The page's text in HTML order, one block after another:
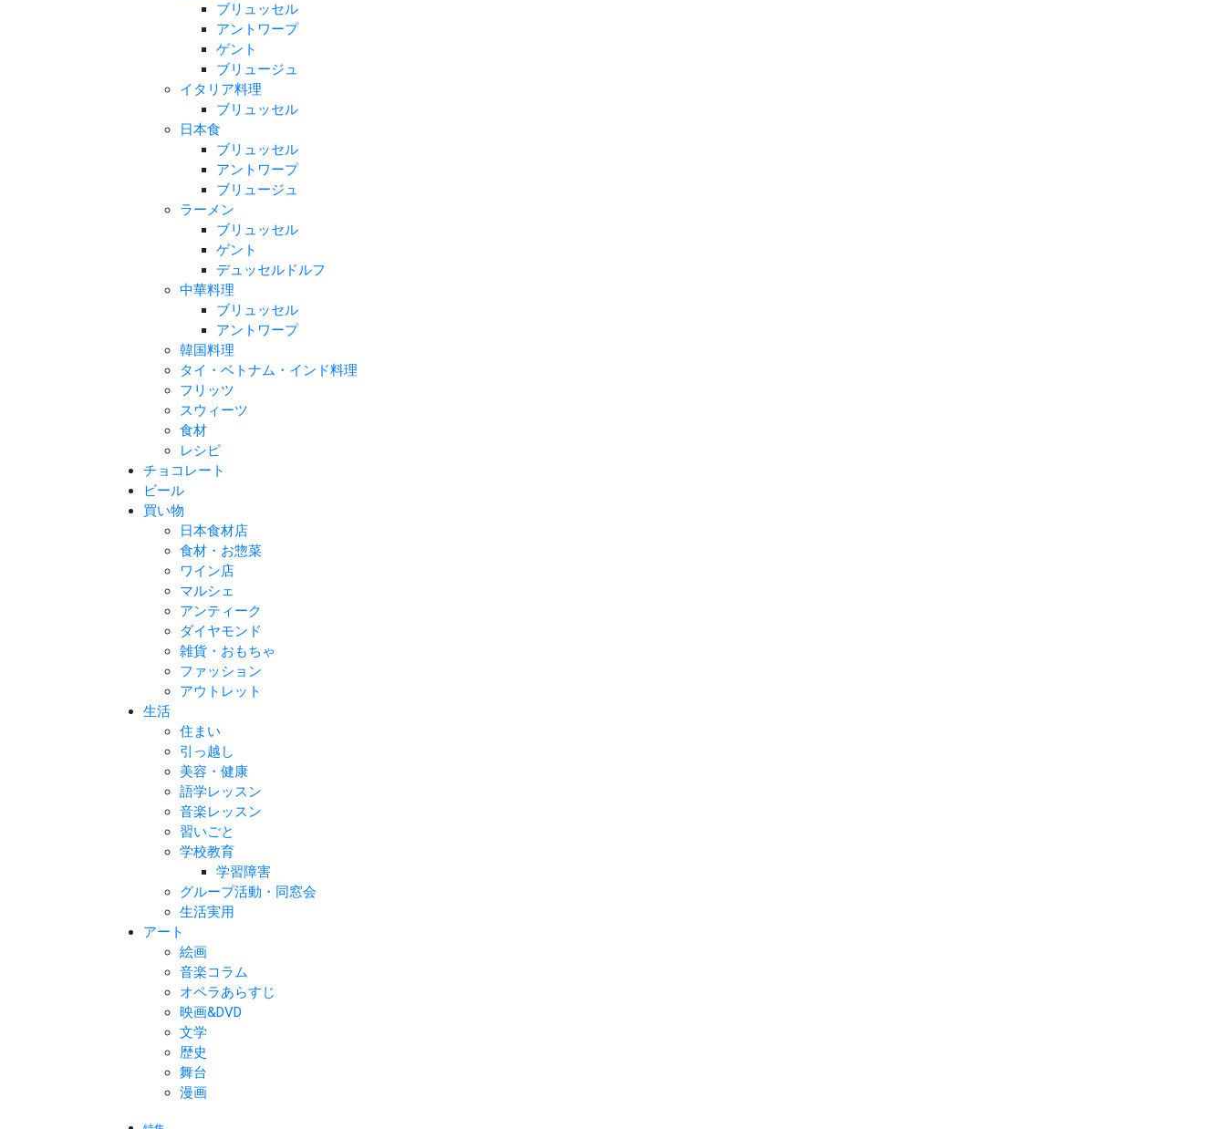
ブリュッセル
アントワープ
ゲント
ブリュージュ
イタリア料理
ブリュッセル
日本食
ブリュッセル
アントワープ
ブリュージュ
ラーメン
ブリュッセル
ゲント
デュッセルドルフ
中華料理
ブリュッセル
アントワープ
韓国料理
タイ・ベトナム・インド料理
フリッツ
スウィーツ
食材
レシピ
チョコレート
ビール
買い物
日本食材店
食材・お惣菜
ワイン店
マルシェ
アンティーク
ダイヤモンド
雑貨・おもちゃ
ファッション
アウトレット
生活
住まい
引っ越し
美容・健康
語学レッスン
音楽レッスン
習いごと
学校教育
学習障害
グループ活動・同窓会
生活実用
アート
絵画
音楽コラム
オペラあらすじ
映画&DVD
文学
歴史
舞台
漫画